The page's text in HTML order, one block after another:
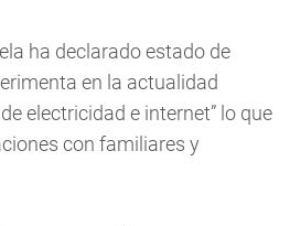
ha declarado estado de
en la actualidad
electricidad e internet” lo que
con familiares y